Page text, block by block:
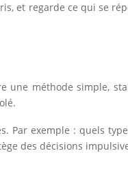
et regarde ce qui se
une méthode simple,
Par exemple : quels
des décisions